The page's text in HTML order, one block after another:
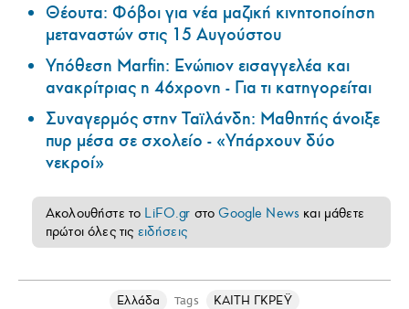
Θέουτα: Φόβοι για νέα μαζική κινητοποίηση
μεταναστών στις 15 Αυγούστου
Υπόθεση Marfin: Ενώπιον εισαγγελέα και
ανακρίτριας η 46χρονη - Για τι κατηγορείται
Συναγερμός στην Ταϊλάνδη: Μαθητής άνοιξε
πυρ μέσα σε σχολείο - «Υπάρχουν δύο
νεκροί»
Ακολουθήστε το LiFO.gr στοGoogle News και μάθετε
πρώτοι όλες τις ειδήσεις
Ελλάδα Tags ΚΑΙΤΗ ΓΚΡΕΫ